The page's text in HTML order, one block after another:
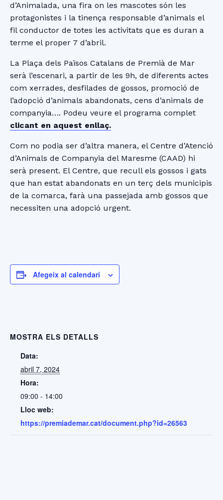
d’Animalada, una fira on les mascotes són les
protagonistes i la tinença responsable d’animals el
fil conductor de totes les activitats que es duran a
terme el proper 7 d’abril.
La Plaça dels Països Catalans de Premià de Mar
serà l’escenari, a partir de les 9h, de diferents actes
com xerrades, desfilades de gossos, promoció de
l’adopció d’animals abandonats, cens d’animals de
companyia…. Podeu veure el programa complet
clicant en aquest enllaç.
Com no podia ser d’altra manera, el Centre d’Atenció
d’Animals de Companyia del Maresme (CAAD) hi
serà present. El Centre, que recull els gossos i gats
que han estat abandonats en un terç dels municipis
de la comarca, farà una passejada amb gossos que
necessiten una adopció urgent.
Afegeix al calendari
MOSTRA ELS DETALLS
Data:
abril 7, 2024
Hora:
09:00 - 14:00
Lloc web:
https://premiademar.cat/document.php?id=26563